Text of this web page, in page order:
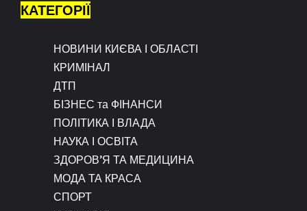
КАТЕГОРІЇ
НОВИНИ КИЄВА І ОБЛАСТІ
КРИМІНАЛ
ДТП
БІЗНЕС та ФІНАНСИ
ПОЛІТИКА І ВЛАДА
НАУКА І ОСВІТА
ЗДОРОВ’Я ТА МЕДИЦИНА
МОДА ТА КРАСА
СПОРТ